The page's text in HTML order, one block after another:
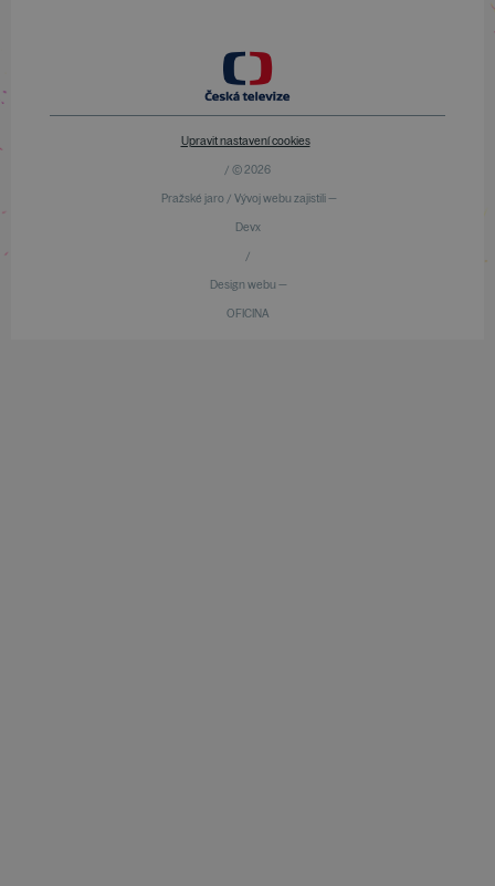
Upravit nastavení cookies
/ © 2026
Pražské jaro / Vývoj webu zajistili —
Devx
/
Design webu —
OFICINA